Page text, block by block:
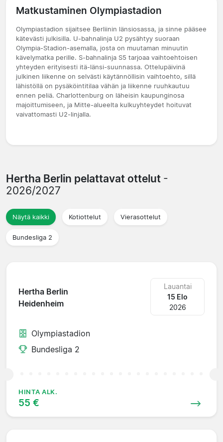
Matkustaminen Olympiastadion
Olympiastadion sijaitsee Berliinin länsiosassa, ja sinne pääsee
kätevästi julkisilla. U-bahnalinja U2 pysähtyy suoraan
Olympia-Stadion-asemalla, josta on muutaman minuutin
kävelymatka perille. S-bahnalinja S5 tarjoaa vaihtoehtoisen
yhteyden erityisesti itä-länsi-suunnassa. Ottelupäivinä
julkinen liikenne on selvästi käytännöllisin vaihtoehto, sillä
lähistöllä on pysäköintitilaa vähän ja liikenne ruuhkautuu
ennen peliä. Charlottenburg on läheisin kaupunginosa
majoittumiseen, ja Mitte-alueelta kulkuyhteydet hoituvat
vaivattomasti U2-linjalla.
Hertha Berlin pelattavat ottelut -
2026/2027
Näytä kaikki Kotiottelut Vierasottelut
Bundesliga 2
Hertha Berlin
Heidenheim
Lauantai
15 Elo
2026
Olympiastadion
Bundesliga 2
HINTA ALK.
55 €